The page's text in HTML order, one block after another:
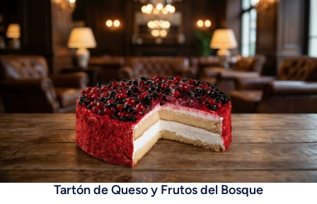
Tartón de Queso y Frutos del Bosque